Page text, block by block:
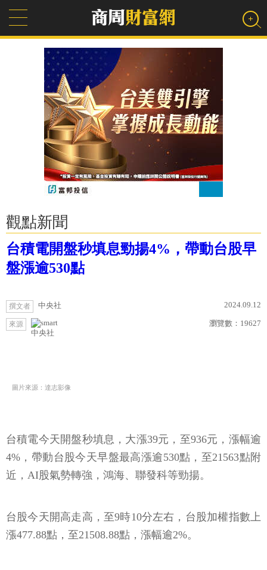
觀點新聞
台積電開盤秒填息勁揚4%，帶動台股早
盤漲逾530點
撰文者 中央社 2024.09.12
來源
中央社
瀏覽數： 19627
圖片來源：達志影像
台積電今天開盤秒填息，大漲39元，至936元，漲幅逾
4%，帶動台股今天早盤最高漲逾530點，至21563點附
近，AI股氣勢轉強，鴻海、聯發科等勁揚。
台股今天開高走高，至9時10分左右，台股加權指數上
漲477.88點，至21508.88點，漲幅逾2%。